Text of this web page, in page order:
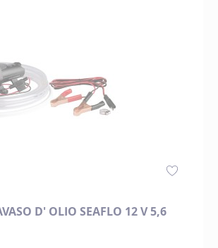
D' OLIO SEAFLO 12 V 5,6